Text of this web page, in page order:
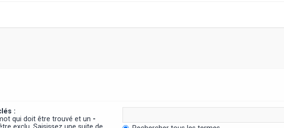
:
qui doit être trouvé et un -
exclu. Saisissez une suite de